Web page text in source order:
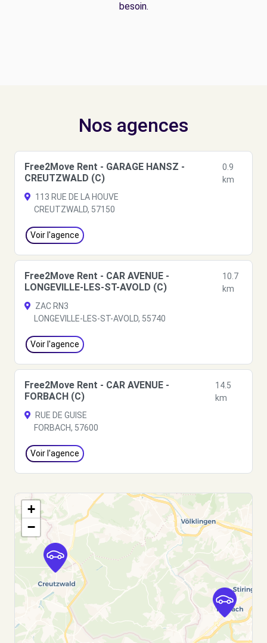
besoin.
Nos agences
Free2Move Rent - GARAGE HANSZ -
CREUTZWALD (C)
0.9
km
113 RUE DE LA HOUVE
CREUTZWALD, 57150
Voir l'agence
Free2Move Rent - CAR AVENUE -
LONGEVILLE-LES-ST-AVOLD (C)
10.7
km
ZAC RN3
LONGEVILLE-LES-ST-AVOLD, 55740
Voir l'agence
Free2Move Rent - CAR AVENUE -
FORBACH (C)
14.5
km
RUE DE GUISE
FORBACH, 57600
Voir l'agence
+
−